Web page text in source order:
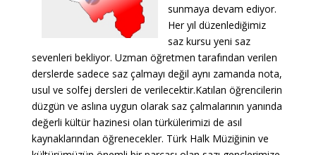
sunmaya devam ediyor.
Her yıl düzenlediğimiz
saz kursu yeni saz
sevenleri bekliyor. Uzman öğretmen tarafından verilen
derslerde sadece saz çalmayı değil aynı zamanda nota,
usul ve solfej dersleri de verilecektir.Katılan öğrencilerin
düzgün ve aslına uygun olarak saz çalmalarının yanında
değerli kültür hazinesi olan türkülerimizi de asıl
kaynaklarından öğrenecekler. Türk Halk Müziğinin ve